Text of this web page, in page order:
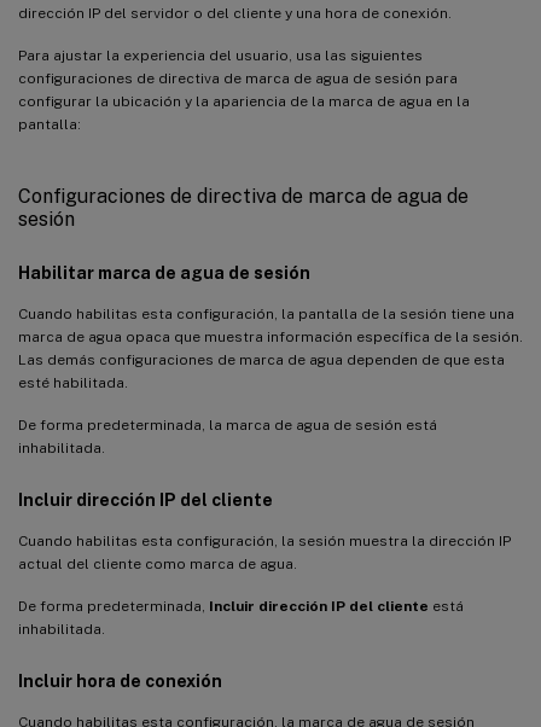
dirección IP del servidor o del cliente y una hora de conexión.
Para ajustar la experiencia del usuario, usa las siguientes
configuraciones de directiva de marca de agua de sesión para
configurar la ubicación y la apariencia de la marca de agua en la
pantalla:
Configuraciones de directiva de marca de agua de
sesión
Habilitar marca de agua de sesión
Cuando habilitas esta configuración, la pantalla de la sesión tiene una
marca de agua opaca que muestra información específica de la sesión.
Las demás configuraciones de marca de agua dependen de que esta
esté habilitada.
De forma predeterminada, la marca de agua de sesión está
inhabilitada.
Incluir dirección IP del cliente
Cuando habilitas esta configuración, la sesión muestra la dirección IP
actual del cliente como marca de agua.
De forma predeterminada, Incluir dirección IP del cliente está
inhabilitada.
Incluir hora de conexión
Cuando habilitas esta configuración, la marca de agua de sesión